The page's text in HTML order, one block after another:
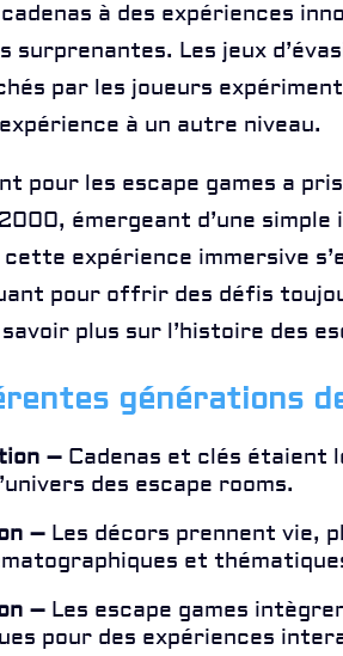
à des expériences
surprenantes. Les jeux
par les joueurs
à un autre niveau.
pour les escape games a
émergeant d’une
cette expérience immersive
pour offrir des défis
plus sur l’histoire des
générations
– Cadenas et clés étaient
des escape rooms.
– Les décors prennent vie,
et
– Les escape games
pour des expériences